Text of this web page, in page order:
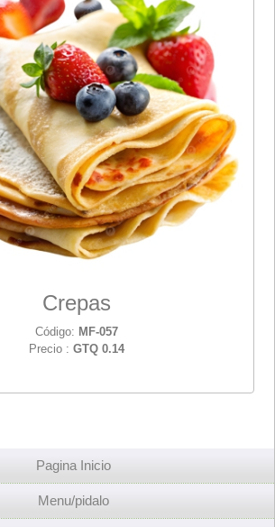
Crepas
Código: MF-057
Precio : GTQ 0.14
Pagina Inicio
Menu/pidalo